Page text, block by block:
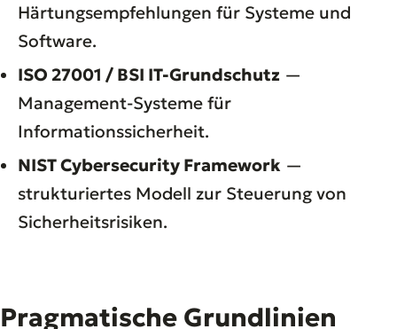
Härtungsempfehlungen für Systeme und
Software.
ISO 27001 / BSI IT-Grundschutz —
Management-Systeme für
Informationssicherheit.
NIST Cybersecurity Framework —
strukturiertes Modell zur Steuerung von
Sicherheitsrisiken.
Pragmatische Grundlinien